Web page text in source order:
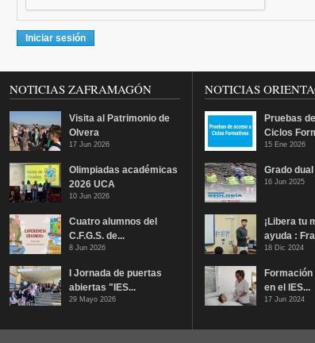
NOTICIAS ZAFRAMAGÓN
Visita al Patrimonio de
Olvera
17 Jun 2026
Olimpiadas académicas
2026 UCA
10 Jun 2026
Cuatro alumnos del
C.F.G.S. de...
8 Jun 2026
I Jornada de puertas
abiertas "IES...
29 Mayo 2026
NOTICIAS
Pruebas
Ciclos
15 Ene 2026
Grado
16 Jun 2025
¡Libera tu
ayuda :
18 Dic 2024
Formación
en el IES...
17 Jun 2024